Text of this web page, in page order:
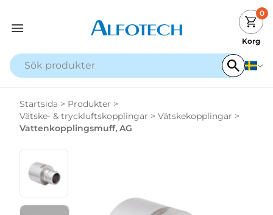
0
Korg
Startsida > Produkter >
Vätske- & tryckluftskopplingar > Vätskekopplingar >
Vattenkopplingsmuff, AG